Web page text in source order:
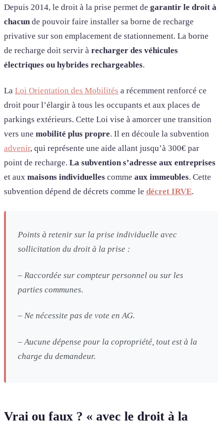
Depuis 2014, le droit à la prise permet de garantir le droit à
chacun de pouvoir faire installer sa borne de recharge
privative sur son emplacement de stationnement. La borne
de recharge doit servir à recharger des véhicules
électriques ou hybrides rechargeables.
La Loi Orientation des Mobilités a récemment renforcé ce
droit pour l’élargir à tous les occupants et aux places de
parkings extérieurs. Cette Loi vise à amorcer une transition
vers une mobilité plus propre. Il en découle la subvention
advenir, qui représente une aide allant jusqu’à 300€ par
point de recharge. La subvention s’adresse aux entreprises
et aux maisons individuelles comme aux immeubles. Cette
subvention dépend de décrets comme le décret IRVE.
Points à retenir sur la prise individuelle avec
sollicitation du droit à la prise :
– Raccordée sur compteur personnel ou sur les
parties communes.
– Ne nécessite pas de vote en AG.
– Aucune dépense pour la copropriété, tout est à la
charge du demandeur.
Vrai ou faux ? « avec le droit à la